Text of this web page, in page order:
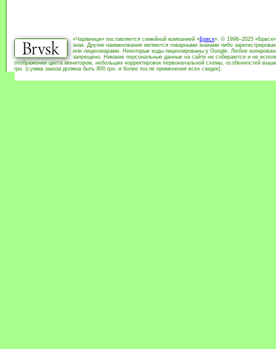
«Чарівниця» поставляется семейной компанией «Брвск». © 1998–2025
знак. Другие наименования являются товарными знаками либо
или лицензиарами. Некоторые коды лицензированы у Google. Любое
запрещено. Никакие персональные данные на сайте не собираются и не
отображении цвета монитором, небольших корректировок первоначальной схемы, особенностей
грн. (сумма заказа должна быть 800 грн. и более после применения всех скидок).